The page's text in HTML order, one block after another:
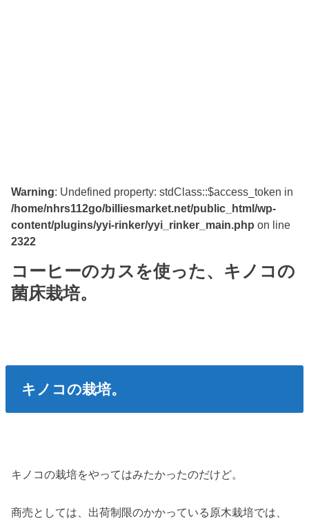
Warning: Undefined property: stdClass::$access_token in
/home/nhrs112go/billiesmarket.net/public_html/wp-
content/plugins/yyi-rinker/yyi_rinker_main.php on line
2322
コーヒーのカスを使った、キノコの
菌床栽培。
キノコの栽培。
キノコの栽培をやってはみたかったのだけど。
商売としては、出荷制限のかかっている原木栽培では、